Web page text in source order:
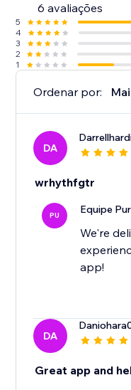
6 avaliações
5
4
3
2
1
Ordenar por:
DA
wrhythfgtr
PU Equipe
We're
app!
DA
Great app and